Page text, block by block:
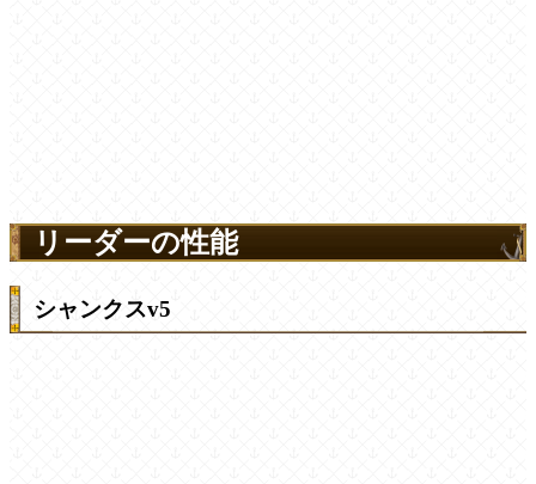
リーダーの性能
シャンクスv5